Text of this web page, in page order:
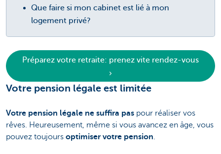
Que faire si mon cabinet est lié à mon
logement privé?
Préparez votre retraite: prenez vite rendez-vous
Votre pension légale est limitée
Votre pension légale ne suffira pas pour réaliser vos
rêves. Heureusement, même si vous avancez en âge, vous
pouvez toujours optimiser votre pension.